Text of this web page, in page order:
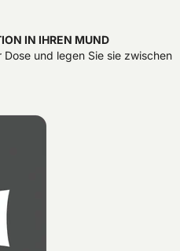
IN IHREN MUND
und legen Sie sie zwischen